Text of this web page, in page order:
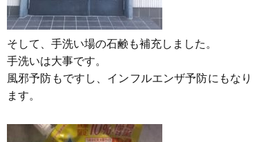
そして、手洗い場の石鹸も補充しました。
手洗いは大事です。
風邪予防もですし、インフルエンザ予防にもなり
ます。